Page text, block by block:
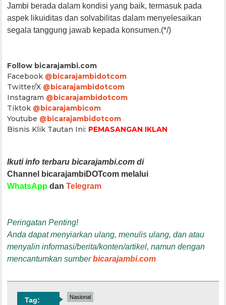
Jambi berada dalam kondisi yang baik, termasuk pada
aspek likuiditas dan solvabilitas dalam menyelesaikan
segala tanggung jawab kepada konsumen.(*/)
Follow bicarajambi.com
Facebook @bicarajambidotcom
Twitter/X @bicarajambidotcom
Instagram @bicarajambidotcom
Tiktok @bicarajambicom
Youtube @bicarajambidotcom
Bisnis Klik Tautan Ini: PEMASANGAN IKLAN
Ikuti info terbaru bicarajambi.com di
Channel bicarajambiDOTcom melalui
WhatsApp danTelegram
Peringatan Penting!
Anda dapat menyiarkan ulang, menulis ulang, dan atau
menyalin informasi/berita/konten/artikel, namun dengan
mencantumkan sumberbicarajambi.com
Tag: Nasional